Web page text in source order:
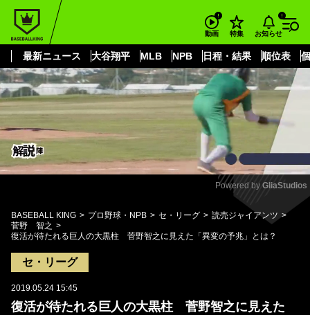
動画 特集 お知らせ
最新ニュース 大谷翔平 MLB NPB 日程・結果 順位表
もっと見る
Mute
Powered by GliaStudios
BASEBALL KING プロ野球・NPB セ・リーグ
読売ジャイアンツ
菅野 智之
復活が待たれる巨人の大黒柱 菅野智之に見えた「異変の予兆」とは？
セ・リーグ
2019.05.24 15:45
復活が待たれる巨人の大黒柱 菅野智之に見えた